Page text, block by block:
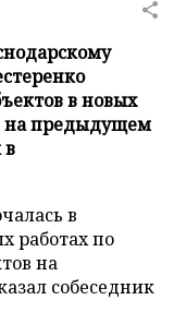
в новых
на предыдущем
в
в
работах по
на
собеседник